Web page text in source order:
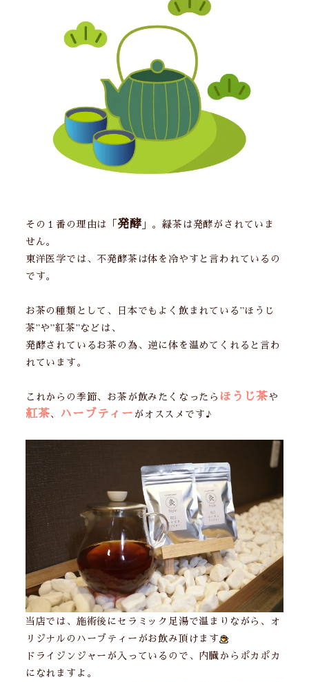
その１番の理由は「 発酵 」。緑茶は発酵がされていま
せん。
東洋医学では、不発酵茶は体を冷やすと言われているの
です。
お茶の種類として、日本でもよく飲まれている”ほうじ
茶”や”紅茶”などは、
発酵されているお茶の為、逆に体を温めてくれると言わ
れています。
これからの季節、お茶が飲みたくなったら ほうじ茶や
紅茶、 ハーブティー がオススメです♪
当店では、施術後にセラミック足湯で温まりながら、オ
リジナルのハーブティーがお飲み頂けます
ドライジンジャーが入っているので、内臓からポカポカ
になれますよ。